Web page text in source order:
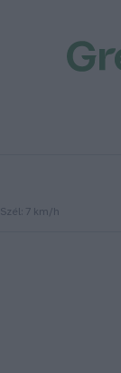
Szél: 7 km/h